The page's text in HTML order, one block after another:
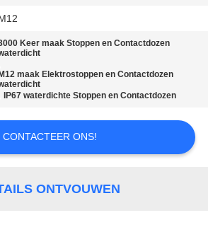
Keer maak Stoppen en Contactdozen
M12 maak Elektrostoppen en Contactdozen
IP67 waterdichte Stoppen en Contactdozen
CONTACTEER ONS!
ONTVOUWEN